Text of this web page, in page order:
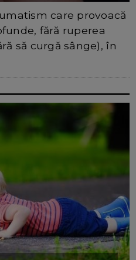
care provoacă
fără ruperea
să curgă sânge), în